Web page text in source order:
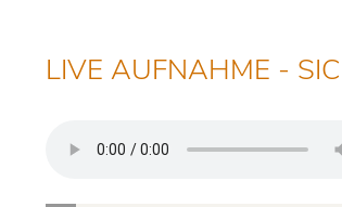
LIVE AUFNAHME -